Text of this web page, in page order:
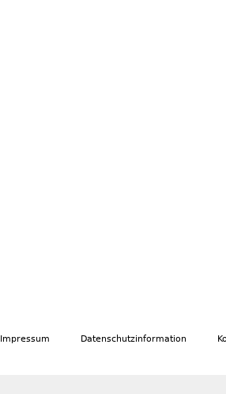
Impressum Datenschutzinformation